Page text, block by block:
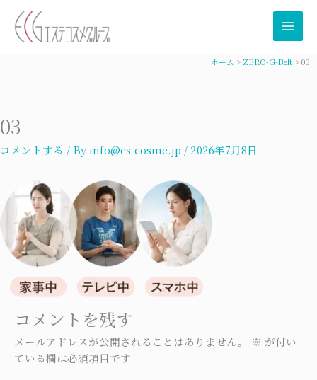
ホーム ZERO-G-Belt 03
03
コメントする / Byinfo@es-cosme.jp / 2026年7月8日
コメントを残す
メールアドレスが公開されることはありません。 ※ が付い
ている欄は必須項目です